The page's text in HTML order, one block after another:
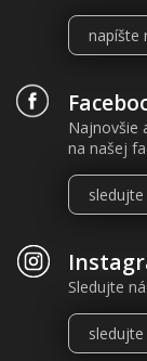
napíšte
Najnovšie
na našej
sledujte
Sledujte
sledujte